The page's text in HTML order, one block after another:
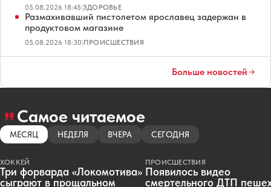
05.08.2026 18:45|ЗДОРОВЬЕ
Размахивавший пистолетом ярославец задержан в
продуктовом магазине
05.08.2026 18:30|ПРОИСШЕСТВИЯ
Больше новостей
Самое читаемое
МЕСЯЦ НЕДЕЛЯ ВЧЕРА СЕГОДНЯ
ХОККЕЙ
Три форварда «Локомотива»
сыграют в прощальном
ПРОИСШЕСТВИЯ
Появилось видео
смертельного ДТП